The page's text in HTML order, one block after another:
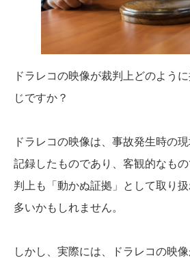
ドラレコの映像が裁判上どのよう
じですか？
ドラレコの映像は、事故発生時の
記録したものであり、客観的なも
判上も「動かぬ証拠」として取り
多いかもしれません。
しかし、実際には、ドラレコの映